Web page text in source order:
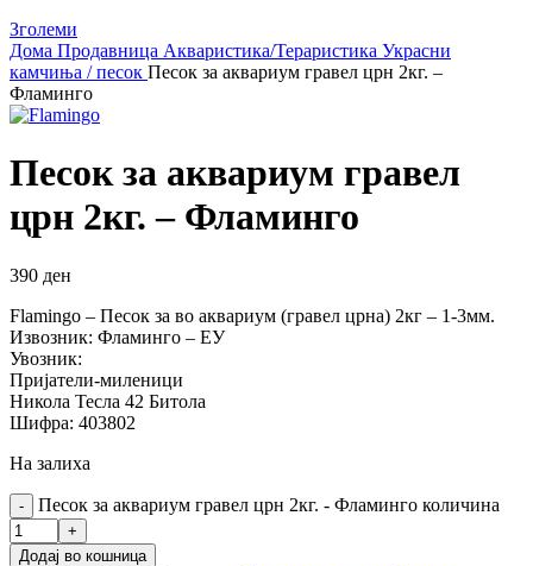
Зголеми
Дома Продавница Акваристика/Тераристика Украсни
камчиња / песок Песок за аквариум гравел црн 2кг. –
Фламинго
Песок за аквариум гравел
црн 2кг. – Фламинго
390 ден
Flamingo – Песок за во аквариум (гравел црна) 2кг – 1-3мм.
Извозник: Фламинго – ЕУ
Увозник:
Пријатели-миленици
Никола Тесла 42 Битола
Шифра: 403802
На залиха
Песок за аквариум гравел црн 2кг. - Фламинго количина
Додај во кошница